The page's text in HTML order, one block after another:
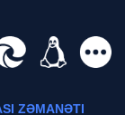
ZƏMANƏTI